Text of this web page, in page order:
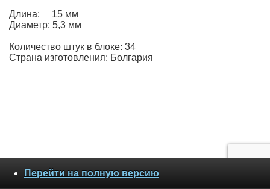
Длина: 15 мм
Диаметр: 5,3 мм
Количество штук в блоке: 34
Страна изготовления: Болгария
Перейти на полную версию